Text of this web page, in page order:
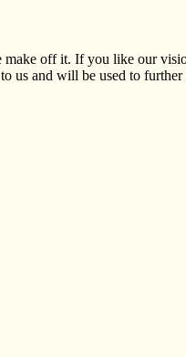
off it. If you like our
and will be used to